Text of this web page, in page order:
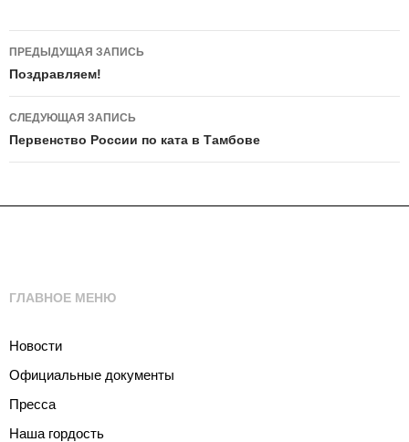
Навигация
по
записям
ПРЕДЫДУЩАЯ ЗАПИСЬ
Поздравляем!
СЛЕДУЮЩАЯ ЗАПИСЬ
Первенство России по ката в Тамбове
ГЛАВНОЕ МЕНЮ
Новости
Официальные документы
Пресса
Наша гордость